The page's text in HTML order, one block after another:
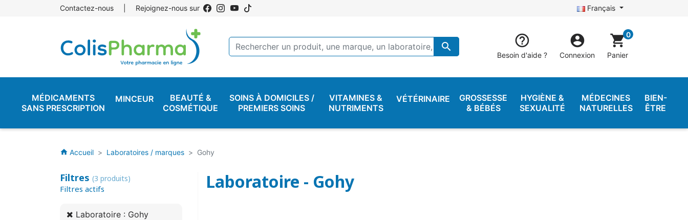
Contactez-nous Rejoignez-nous sur Français
 
Besoin d'aide ?

Connexion
shopping_cart0
Panier
MÉDICAMENTS
SANS PRESCRIPTION
MINCEUR
BEAUTÉ &
COSMÉTIQUE
SOINS À DOMICILES /
PREMIERS SOINS
VITAMINES &
NUTRIMENTS
VÉTÉRINAIRE
GROSSESSE
& BÉBÉS
HYGIÈNE &
SEXUALITÉ
MÉDECINES
NATURELLES
BIEN-
ÊTRE
home Accueil Laboratoires / marques Gohy
Filtres (3 produits)
Filtres actifs
Laboratoire : Gohy
Laboratoire - Gohy